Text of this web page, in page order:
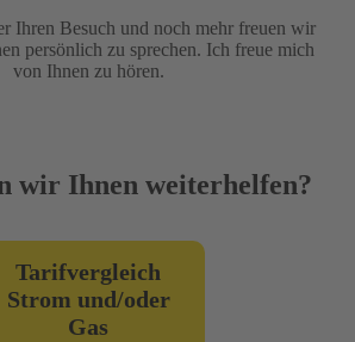
Ihren Besuch und noch mehr freuen wir
persönlich zu sprechen. Ich freue mich
von Ihnen zu hören.
wir Ihnen weiterhelfen?
Tarifvergleich
Strom und/oder
Gas